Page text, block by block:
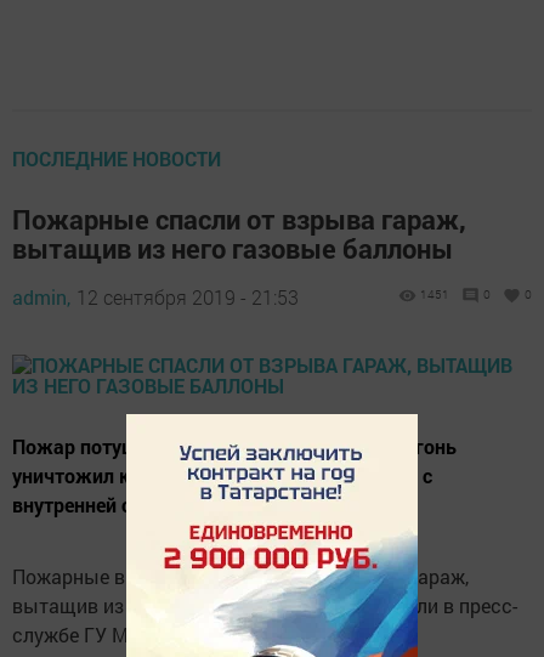
ПОСЛЕДНИЕ НОВОСТИ
Пожарные спасли от взрыва гараж,
вытащив из него газовые баллоны
admin, 12 сентября 2019 - 21:53 1451 0 0
Пожар потушили в течение десяти минут. Огонь
уничтожил кровлю, стены гаража обгорели с
внутренней стороны
Пожарные в Татарстане спасли от взрыва гараж,
вытащив из него газовые баллоны, сообщили в пресс-
службе ГУ МЧС России по РТ.